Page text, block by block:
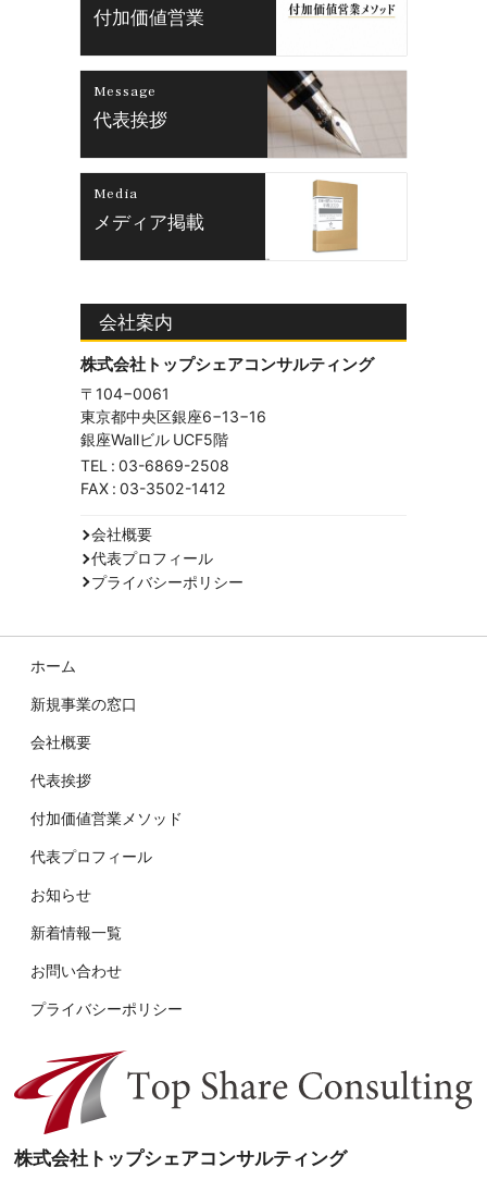
付加価値営業
Message
代表挨拶
Media
メディア掲載
会社案内
株式会社トップシェアコンサルティング
〒104−0061
東京都中央区銀座6−13−16
銀座Wallビル UCF5階
TEL : 03-6869-2508
FAX : 03-3502-1412
会社概要
代表プロフィール
プライバシーポリシー
ホーム
新規事業の窓口
会社概要
代表挨拶
付加価値営業メソッド
代表プロフィール
お知らせ
新着情報一覧
お問い合わせ
プライバシーポリシー
株式会社トップシェアコンサルティング